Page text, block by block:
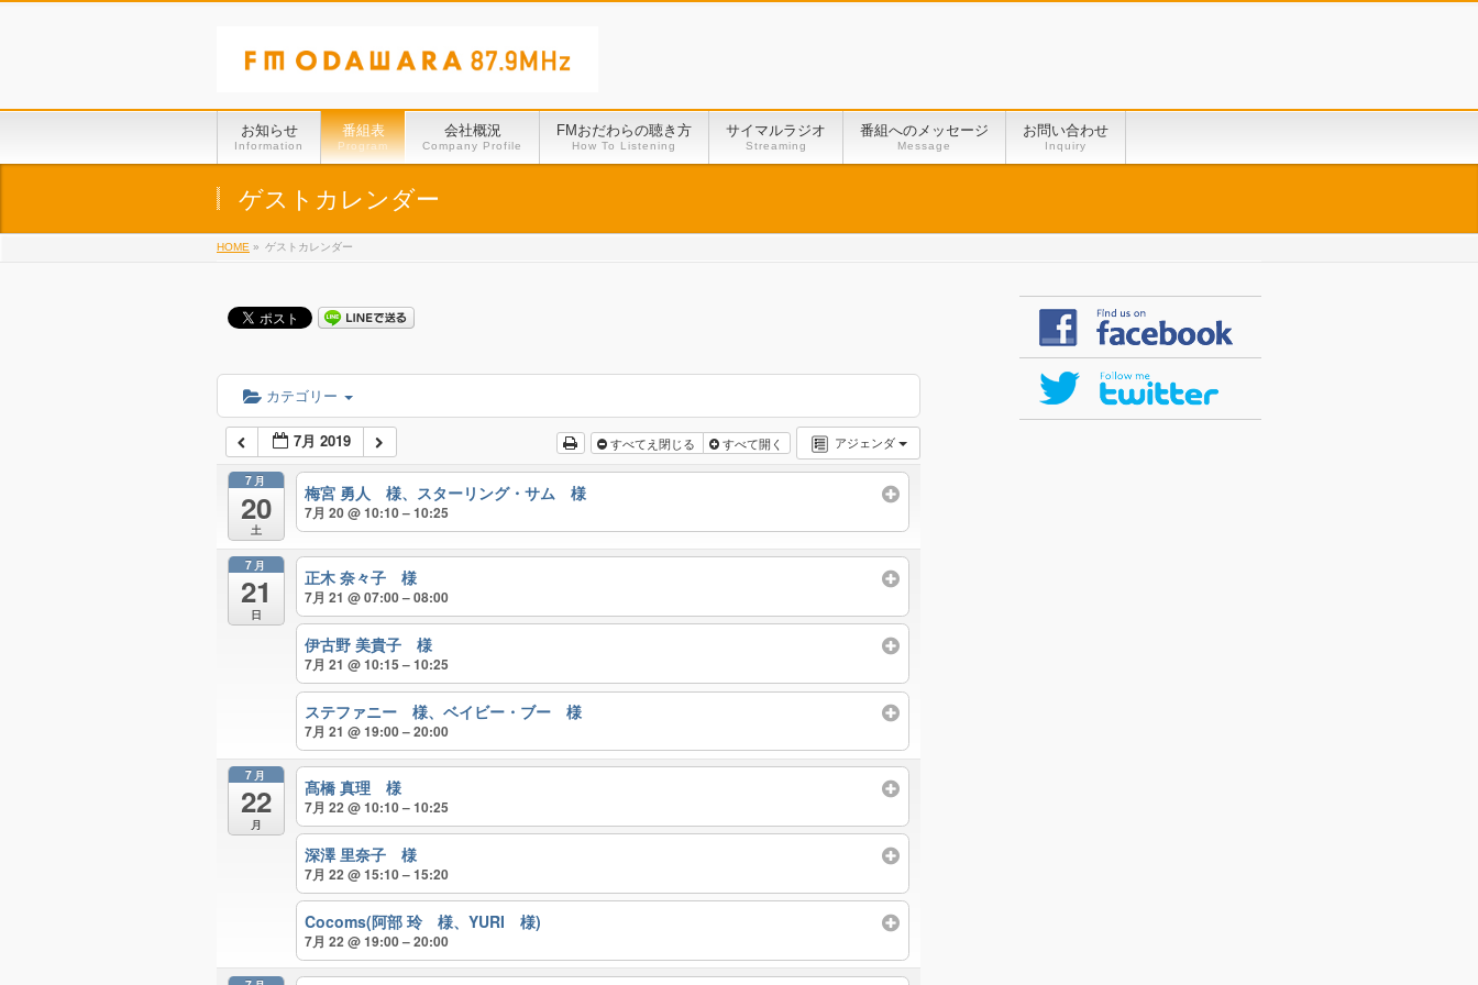
お知らせ
Information
番組表
Program
会社概況
Company Profile
FMおだわらの聴き方
How To Listening
サイマルラジオ
Streaming
番組へのメッセージ
Message
お問い合わせ
Inquiry
ゲストカレンダー
HOME » ゲストカレンダー
カテゴリー
アジェンダ
7月 2019 すべてえ閉じる すべて開く
7月
20
土
梅宮 勇人 様、スターリング・サム 様
7月 20 @ 10:10 – 10:25
7月
21
日
正木 奈々子 様
7月 21 @ 07:00 – 08:00
伊古野 美貴子 様
7月 21 @ 10:15 – 10:25
ステファニー 様、ベイビー・ブー 様
7月 21 @ 19:00 – 20:00
7月
22
月
髙橋 真理 様
7月 22 @ 10:10 – 10:25
深澤 里奈子 様
7月 22 @ 15:10 – 15:20
Cocoms(阿部 玲 様、YURI 様)
7月 22 @ 19:00 – 20:00